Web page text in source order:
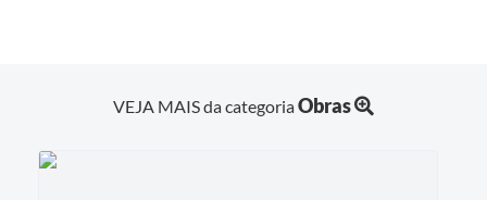
VEJA MAIS da categoriaObras